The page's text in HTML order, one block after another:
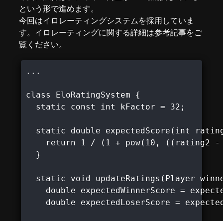
という形で進めます。
今回はイロレーティングシステムを採用していま
す。イロレーティングに関する詳細は参考記事をご
覧ください。
...
class EloRatingSystem {
  static const int kFactor = 32;
static double expectedScore(int
return 1 / (1 + pow(10, ((rating2
  }
static void updateRatings(Player
double expectedWinnerScore =
double expectedLoserScore =